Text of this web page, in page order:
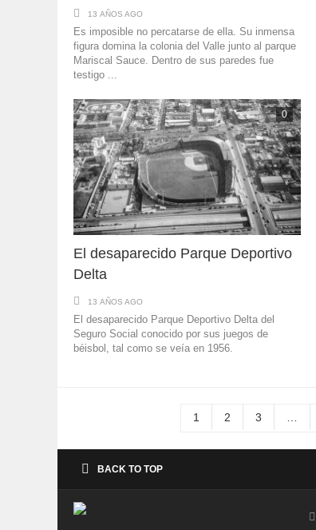
13 AÑOS AGO
Es imposible no percatarse de ella. Su inmensa
figura domina la colonia del Valle junto al parque
Mariscal Sauce. Dentro de sus paredes fue
testigo ...
0
El desaparecido Parque Deportivo
Delta
13 AÑOS AGO
El desaparecido Parque Deportivo Delta del
Seguro Social conocido por sus juegos de
béisbol, tal como se veía en 1956.
1 2 3
BACK TO TOP